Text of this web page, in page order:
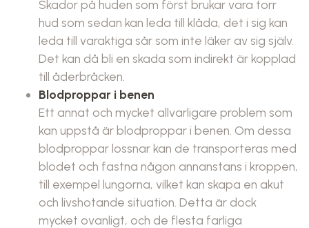
Skador på huden som först brukar vara torr
hud som sedan kan leda till klåda, det i sig kan
leda till varaktiga sår som inte läker av sig själv.
Det kan då bli en skada som indirekt är kopplad
till åderbråcken.
Blodproppar i benen
Ett annat och mycket allvarligare problem som
kan uppstå är blodproppar i benen. Om dessa
blodproppar lossnar kan de transporteras med
blodet och fastna någon annanstans i kroppen,
till exempel lungorna, vilket kan skapa en akut
och livshotande situation. Detta är dock
mycket ovanligt, och de flesta farliga